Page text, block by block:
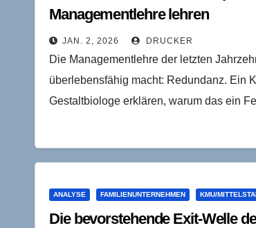
Managementlehre lehren
JAN. 2, 2026 DRUCKER
Die Managementlehre der letzten
überlebensfähig macht: Redundanz. Ein
Gestaltbiologe erklären, warum das ein
ANALYSE FAMILIENUNTERNEHMEN KMU/
Die bevorstehende Exit-Welle